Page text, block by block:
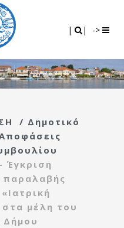
| | ->
/ Δημοτικό
Έγκριση
μέλη του